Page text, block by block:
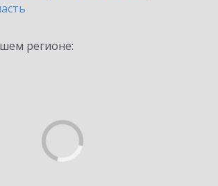
регионе: